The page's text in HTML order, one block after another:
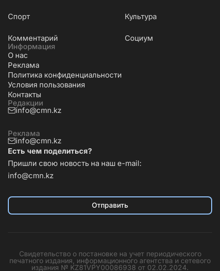
Cпорт Культура
Комментарий
Социум
Информация
О нас
Реклама
Политика конфиденциальности
Условия пользования
Контакты
Редакции
info@cmn.kz
Реклама
info@cmn.kz
Есть чем поделиться?
Пришли свою новость на наш e-mail:
info@cmn.kz
Отправить
Свидетельство о постановке на учет периодического
печатного издания, информационного агентства и сетевого
издания № KZ81VPY00086938 от 02.02.2024.